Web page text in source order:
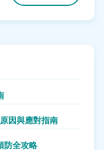
因與應對指南
防全攻略